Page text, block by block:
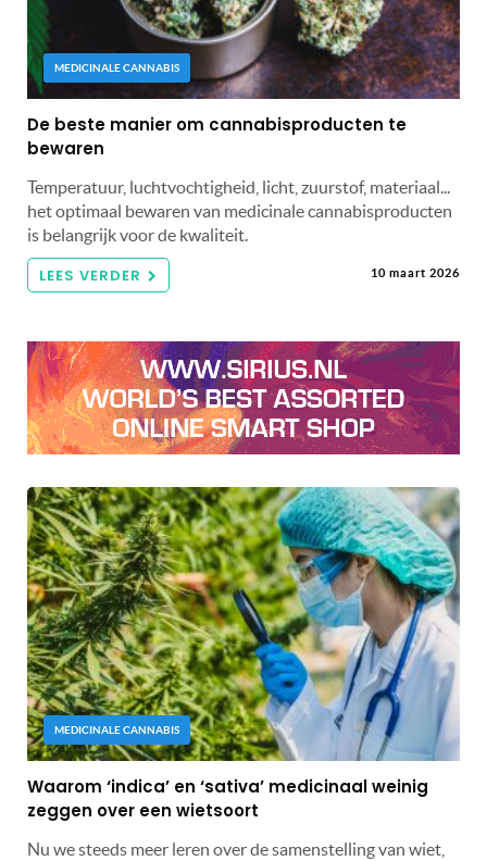
MEDICINALE CANNABIS
De beste manier om cannabisproducten te
bewaren
Temperatuur, luchtvochtigheid, licht, zuurstof, materiaal...
het optimaal bewaren van medicinale cannabisproducten
is belangrijk voor de kwaliteit.
LEES VERDER 10 maart 2026
MEDICINALE CANNABIS
Waarom ‘indica’ en ‘sativa’ medicinaal weinig
zeggen over een wietsoort
Nu we steeds meer leren over de samenstelling van wiet,